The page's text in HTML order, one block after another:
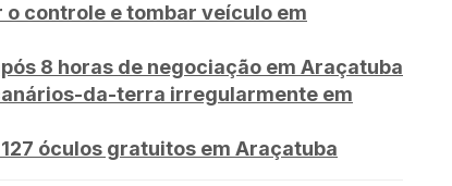
controle e tombar veículo em
8 horas de negociação em Araçatuba
da-terra irregularmente em
óculos gratuitos em Araçatuba